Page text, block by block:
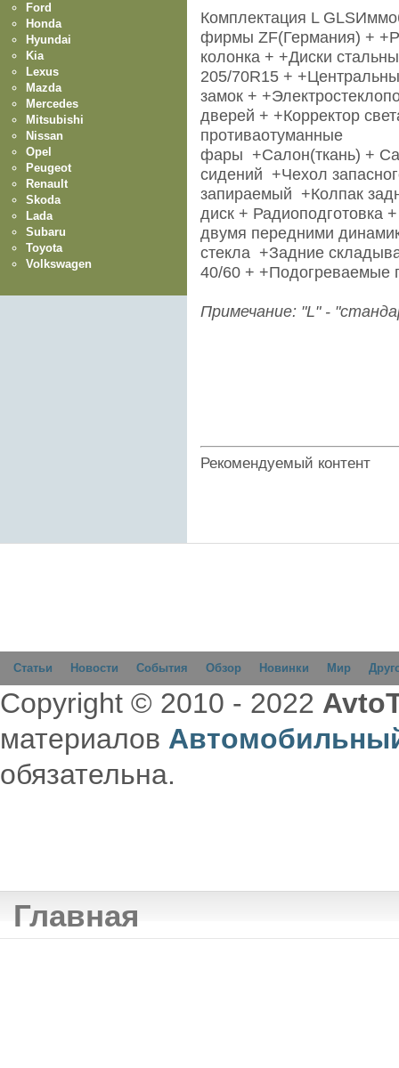
Комплектация L
фирмы ZF(Германия) +
колонка + +Диски
205/70R15 +
замок +
дверей + +Корректор
противаотуманные
фары +Салон(ткань) +
сидений +Чехол
запираемый +Колпак
диск + Радиоподготовка
двумя передними
стекла +Задние
40/60 + +Подогреваемые
Примечание: "L" -
Рекомендуемый контент
Ford
Honda
Hyundai
Kia
Lexus
Mazda
Mercedes
Mitsubishi
Nissan
Opel
Peugeot
Renault
Skoda
Lada
Subaru
Toyota
Volkswagen
Статьи Новости События Обзор Новинки Мир
Copyright © 2010 - 2022
материалов
обязательна.
Главная